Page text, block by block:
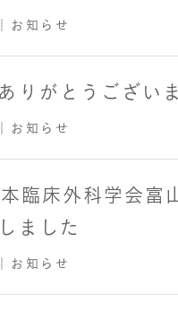
｜お知らせ
りがとうござい
｜お知らせ
臨床外科学会富
ました
｜お知らせ